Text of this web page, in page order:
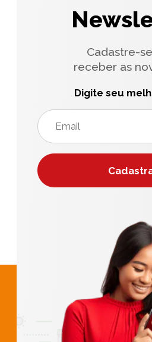
Cadastre-
receber as
Digite seu